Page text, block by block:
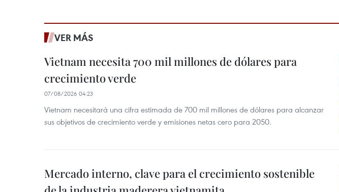
VER MÁS
Vietnam necesita 700 mil millones de dólares para
crecimiento verde
07/08/2026 04:23
Vietnam necesitará una cifra estimada de 700 mil millones de dólares para alcanzar
sus objetivos de crecimiento verde y emisiones netas cero para 2050.
Mercado interno, clave para el crecimiento sostenible